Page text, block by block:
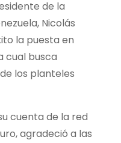
de la
Nicolás
la puesta en
cual busca
los planteles
cuenta de la red
agradeció a las